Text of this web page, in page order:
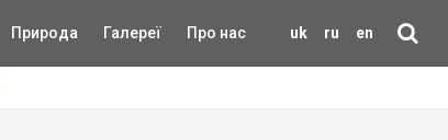
uk ru en
Природа Галереї Про нас